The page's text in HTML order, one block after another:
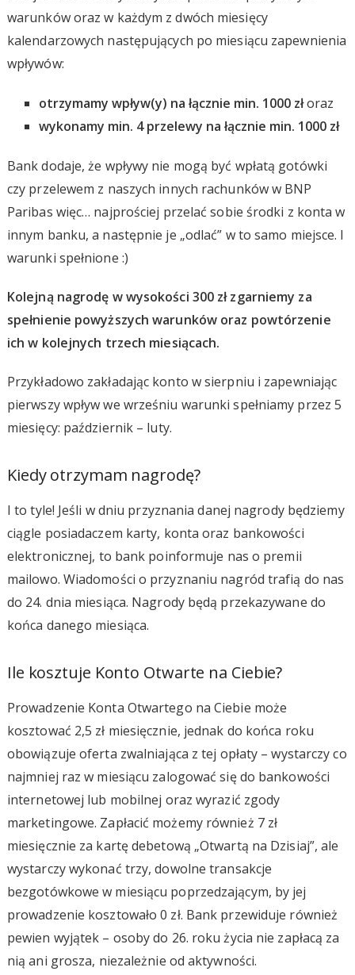
warunków oraz w każdym z dwóch miesięcy
kalendarzowych następujących po miesiącu zapewnienia
wpływów:
otrzymamy wpływ(y) na łącznie min. 1000 złoraz
wykonamy min. 4 przelewy na łącznie min. 1000 zł
Bank dodaje, że wpływy nie mogą być wpłatą gotówki
czy przelewem z naszych innych rachunków w BNP
Paribas więc… najprościej przelać sobie środki z konta w
innym banku, a następnie je „odlać” w to samo miejsce. I
warunki spełnione :)
Kolejną nagrodę w wysokości 300 zł zgarniemy za
spełnienie powyższych warunków oraz powtórzenie
ich w kolejnych trzech miesiącach.
Przykładowo zakładając konto w sierpniu i zapewniając
pierwszy wpływ we wrześniu warunki spełniamy przez 5
miesięcy: październik – luty.
Kiedy otrzymam nagrodę?
I to tyle! Jeśli w dniu przyznania danej nagrody będziemy
ciągle posiadaczem karty, konta oraz bankowości
elektronicznej, to bank poinformuje nas o premii
mailowo. Wiadomości o przyznaniu nagród trafią do nas
do 24. dnia miesiąca. Nagrody będą przekazywane do
końca danego miesiąca.
Ile kosztuje Konto Otwarte na Ciebie?
Prowadzenie Konta Otwartego na Ciebie może
kosztować 2,5 zł miesięcznie, jednak do końca roku
obowiązuje oferta zwalniająca z tej opłaty – wystarczy co
najmniej raz w miesiącu zalogować się do bankowości
internetowej lub mobilnej oraz wyrazić zgody
marketingowe. Zapłacić możemy również 7 zł
miesięcznie za kartę debetową „Otwartą na Dzisiaj”, ale
wystarczy wykonać trzy, dowolne transakcje
bezgotówkowe w miesiącu poprzedzającym, by jej
prowadzenie kosztowało 0 zł. Bank przewiduje również
pewien wyjątek – osoby do 26. roku życia nie zapłacą za
nią ani grosza, niezależnie od aktywności.